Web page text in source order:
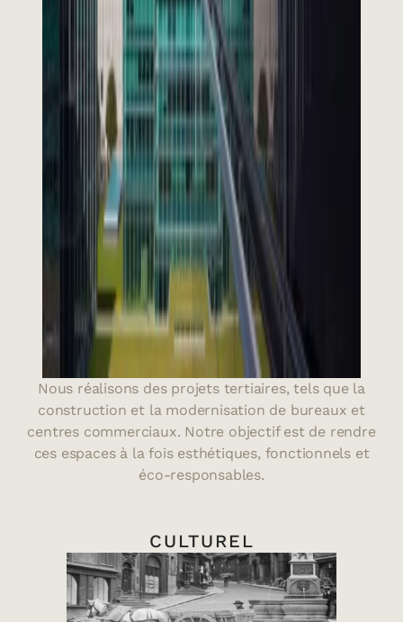
Nous réalisons des projets tertiaires, tels que la
construction et la modernisation de bureaux et
centres commerciaux. Notre objectif est de rendre
ces espaces à la fois esthétiques, fonctionnels et
éco-responsables.
CULTUREL